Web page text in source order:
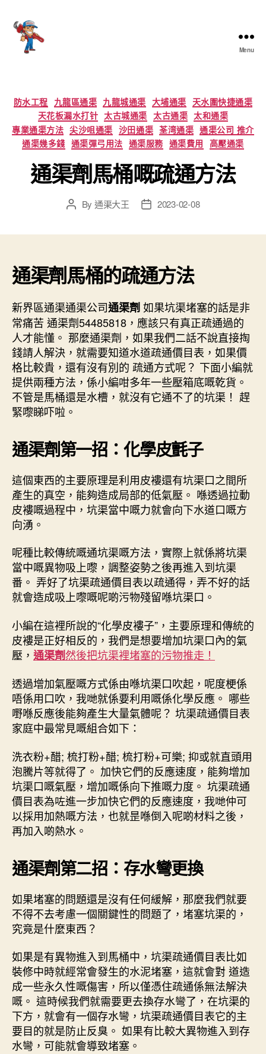
渠
大
王
Menu
Categories
防水工程 九龍區通渠 九龍城通渠 大埔通渠 天水圍快捷通渠
天花板漏水打针 太古城通渠 太古通渠 太和通渠
專業通渠方法 尖沙咀通渠 沙田通渠 荃湾通渠 通渠公司 推介
通渠幾多錢 通渠彈弓用法 通渠服務 通渠費用 高壓通渠
通渠劑馬桶嘅疏通方法
PostBy 通渠大王
Post2023-02-08
通渠劑馬桶的疏通方法
新界區通渠通渠公司通渠劑如果坑渠堵塞的話是非
常痛苦 通渠劑54485818，應該只有真正疏通過的
人才能懂。 那麼通渠劑，如果我們二話不說直接掏
錢請人解決，就需要知道水道疏通價目表，如果價
格比較貴，還有沒有別的 疏通方式呢？ 下面小編就
提供兩種方法，係小編咁多年一些壓箱底嘅乾貨。
不管是馬桶還是水槽，就沒有它通不了的坑渠！ 趕
緊嚟睇吓啦。
通渠劑第一招：化學皮氈子
這個東西的主要原理是利用皮褸還有坑渠口之間所
產生的真空，能夠造成局部的低氣壓。 喺透過拉動
皮褸嘅過程中，坑渠當中嘅力就會向下水道口嘅方
向湧。
呢種比較傳統嘅通坑渠嘅方法，實際上就係將坑渠
當中嘅異物吸上嚟，調整姿勢之後再進入到坑渠
番。 弄好了坑渠疏通價目表以疏通得，弄不好的話
就會造成吸上嚟嘅呢啲污物殘留喺坑渠口。
小編在這裡所說的“化學皮褸子”，主要原理和傳統的
皮褸是正好相反的，我們是想要增加坑渠口內的氣
壓， 通渠劑然後把坑渠裡堵塞的污物推走！
透過增加氣壓嘅方式係由喺坑渠口吹起，呢度梗係
唔係用口吹，我哋就係要利用嘅係化學反應。 哪些
嘢喺反應後能夠產生大量氣體呢？ 坑渠疏通價目表
家庭中最常見嘅組合如下：
洗衣粉+醋; 梳打粉+醋; 梳打粉+可樂; 抑或就直頭用
泡騰片等就得了。 加快它們的反應速度，能夠增加
坑渠口嘅氣壓，增加嘅係向下推嘅力度。 坑渠疏通
價目表為咗進一步加快它們的反應速度，我哋仲可
以採用加熱嘅方法，也就昰喺倒入呢啲材料之後，
再加入啲熱水。
通渠劑第二招：存水彎更換
如果堵塞的問題還是沒有任何緩解，那麼我們就要
不得不去考慮一個關鍵性的問題了，堵塞坑渠的，
究竟是什麼東西？
如果是有異物進入到馬桶中，坑渠疏通價目表比如
裝修中時就經常會發生的水泥堵塞，這就會對 道造
成一些永久性嘅傷害，所以僅憑住疏通係無法解決
嘅。 這時候我們就需要更去換存水彎了，在坑渠的
下方，就會有一個存水彎，坑渠疏通價目表它的主
要目的就是防止反臭。 如果有比較大異物進入到存
水彎，可能就會導致堵塞。